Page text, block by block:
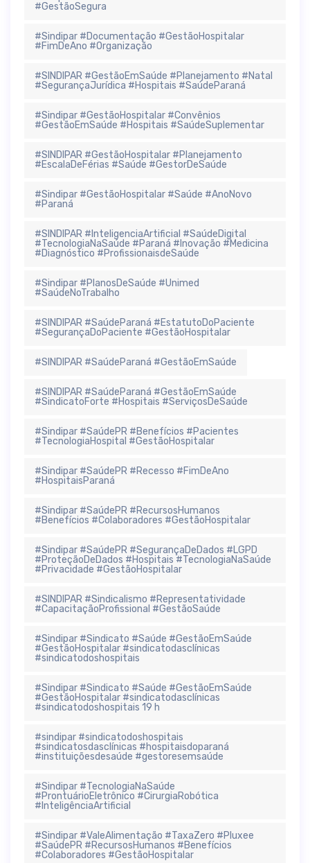
#GestãoSegura
#Sindipar #Documentação #GestãoHospitalar
#FimDeAno #Organização
#SINDIPAR #GestãoEmSaúde #Planejamento #Natal
#SegurançaJurídica #Hospitais #SaúdeParaná
#Sindipar #GestãoHospitalar #Convênios
#GestãoEmSaúde #Hospitais #SaúdeSuplementar
#SINDIPAR #GestãoHospitalar #Planejamento
#EscalaDeFérias #Saúde #GestorDeSaúde
#Sindipar #GestãoHospitalar #Saúde #AnoNovo
#Paraná
#SINDIPAR #InteligenciaArtificial #SaúdeDigital
#TecnologiaNaSaúde #Paraná #Inovação #Medicina
#Diagnóstico #ProfissionaisdeSaúde
#Sindipar #PlanosDeSaúde #Unimed
#SaúdeNoTrabalho
#SINDIPAR #SaúdeParaná #EstatutoDoPaciente
#SegurançaDoPaciente #GestãoHospitalar
#SINDIPAR #SaúdeParaná #GestãoEmSaúde
#SINDIPAR #SaúdeParaná #GestãoEmSaúde
#SindicatoForte #Hospitais #ServiçosDeSaúde
#Sindipar #SaúdePR #Benefícios #Pacientes
#TecnologiaHospital #GestãoHospitalar
#Sindipar #SaúdePR #Recesso #FimDeAno
#HospitaisParaná
#Sindipar #SaúdePR #RecursosHumanos
#Benefícios #Colaboradores #GestãoHospitalar
#Sindipar #SaúdePR #SegurançaDeDados #LGPD
#ProteçãoDeDados #Hospitais #TecnologiaNaSaúde
#Privacidade #GestãoHospitalar
#SINDIPAR #Sindicalismo #Representatividade
#CapacitaçãoProfissional #GestãoSaúde
#Sindipar #Sindicato #Saúde #GestãoEmSaúde
#GestãoHospitalar #sindicatodasclínicas
#sindicatodoshospitais
#Sindipar #Sindicato #Saúde #GestãoEmSaúde
#GestãoHospitalar #sindicatodasclínicas
#sindicatodoshospitais 19 h
#sindipar #sindicatodoshospitais
#sindicatosdasclínicas #hospitaisdoparaná
#instituiçõesdesaúde #gestoresemsaúde
#Sindipar #TecnologiaNaSaúde
#ProntuárioEletrônico #CirurgiaRobótica
#InteligênciaArtificial
#Sindipar #ValeAlimentação #TaxaZero #Pluxee
#SaúdePR #RecursosHumanos #Benefícios
#Colaboradores #GestãoHospitalar